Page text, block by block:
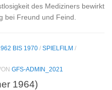
des Mediziners bewirkt
bei Freund und Feind.
BIS 1970 / SPIELFILM /
GFS-ADMIN_2021
1964)